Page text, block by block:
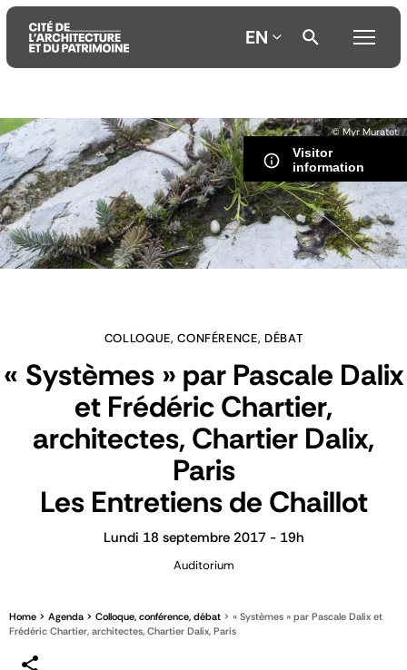
Aller
au
contenu
principal
Aller
au
menu
principal
Aller
à
la
recherche
EN
Visitor
information
© Myr Muratet
COLLOQUE, CONFÉRENCE, DÉBAT
« Systèmes » par Pascale Dalix
et Frédéric Chartier,
architectes, Chartier Dalix,
Paris
Les Entretiens de Chaillot
Lundi 18 septembre 2017 - 19h
Auditorium
Home Agenda Colloque, conférence, débat
« Systèmes » par Pascale Dalix et
Frédéric Chartier, architectes, Chartier Dalix, Paris